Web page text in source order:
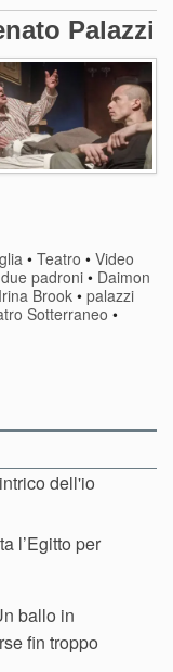
Palazzi
• Teatro • Video
padroni • Daimon
Irina Brook • palazzi
Sotterraneo •
dell'io
l’Egitto per
ballo in
fin troppo